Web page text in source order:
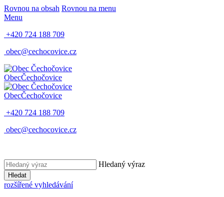
Rovnou na obsah Rovnou na menu
Menu
+420 724 188 709
obec@cechocovice.cz
ObecČechočovice
ObecČechočovice
+420 724 188 709
obec@cechocovice.cz
Hledaný výraz
Hledat
rozšířené vyhledávání